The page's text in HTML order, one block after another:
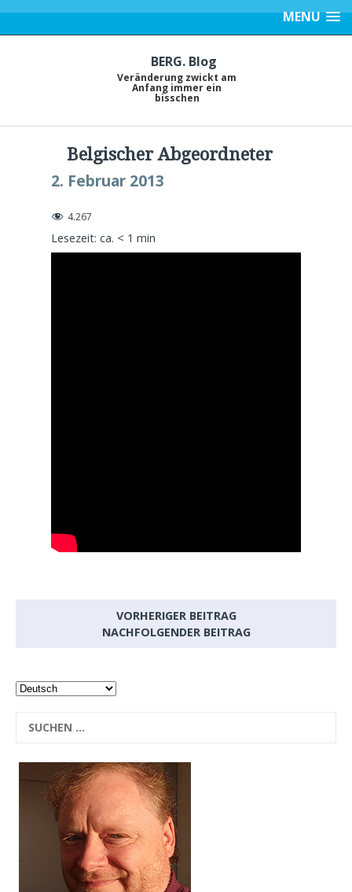
MENU
BERG. Blog
Veränderung zwickt am
Anfang immer ein
bisschen
Belgischer Abgeordneter
2. Februar 2013
4.267
Lesezeit: ca. < 1 min
VORHERIGER BEITRAG
NACHFOLGENDER BEITRAG